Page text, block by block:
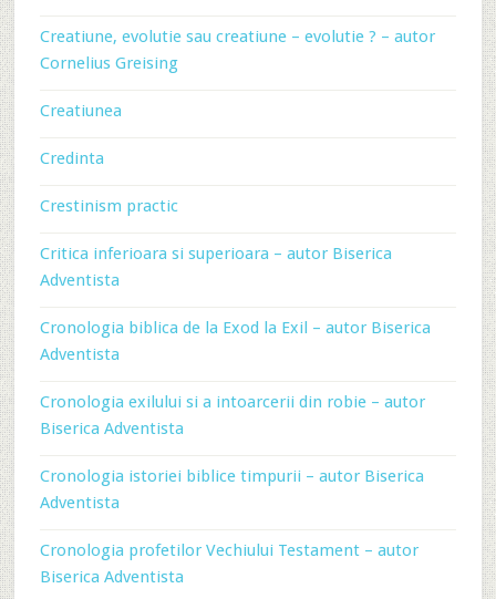
Creatiune, evolutie sau creatiune – evolutie ? – autor
Cornelius Greising
Creatiunea
Credinta
Crestinism practic
Critica inferioara si superioara – autor Biserica
Adventista
Cronologia biblica de la Exod la Exil – autor Biserica
Adventista
Cronologia exilului si a intoarcerii din robie – autor
Biserica Adventista
Cronologia istoriei biblice timpurii – autor Biserica
Adventista
Cronologia profetilor Vechiului Testament – autor
Biserica Adventista